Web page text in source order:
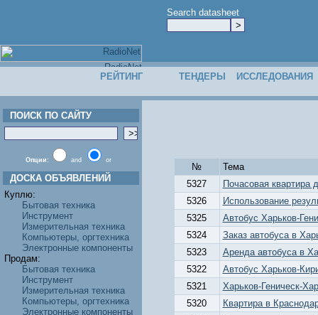
Search datasheet
РЕЙТИНГ ТЕНДЕРЫ ИССЛЕДОВАНИЯ
ПОИСК ПО САЙТУ
Опции: and or
ДОСКА ОБЪЯВЛЕНИЙ
Куплю:
Бытовая техника
Инструмент
Измерительная техника
Компьютеры, оргтехника
Электронные компоненты
Продам:
Бытовая техника
Инструмент
Измерительная техника
Компьютеры, оргтехника
Электронные компоненты
№
Тема
5327
Почасовая квартира
5326
Использование
5325
Автобус Харьков-
5324
Заказ автобуса в
5323
Аренда автобуса в
5322
Автобус Харьков-
5321
Харьков-Геническ-
5320
Квартира в